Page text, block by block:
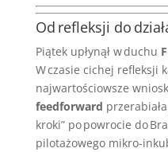
Od refleksji do
Piątek upłynął w duchu
W czasie cichej refleksji
najwartościowsze
feedforward
kroki” po powrocie do
pilotażowego